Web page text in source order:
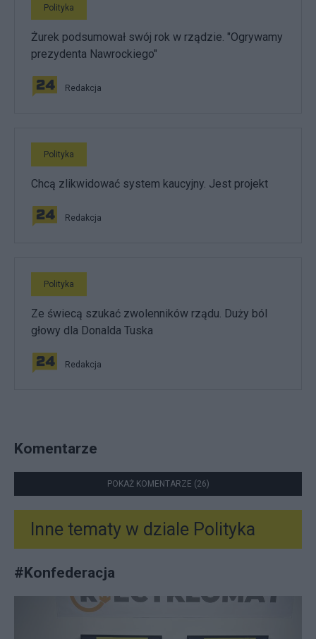
Polityka
Żurek podsumował swój rok w rządzie. "Ogrywamy
prezydenta Nawrockiego"
Redakcja
Polityka
Chcą zlikwidować system kaucyjny. Jest projekt
Redakcja
Polityka
Ze świecą szukać zwolenników rządu. Duży ból
głowy dla Donalda Tuska
Redakcja
Komentarze
POKAŻ KOMENTARZE (26)
Inne tematy w dziale Polityka
#Konfederacja